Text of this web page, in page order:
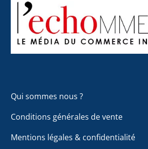
To
Top
Qui sommes nous ?
Conditions générales de vente
Mentions légales & confidentialité